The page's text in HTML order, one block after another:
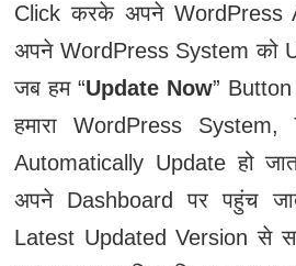
Click करके अपने WordPress
अपने WordPress System को
जब हम “Update Now”
हमारा WordPress
Automatically Update हो
अपने Dashboard पर पहुंच
Latest Updated Version से